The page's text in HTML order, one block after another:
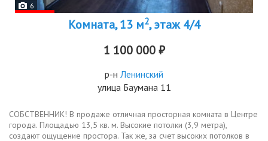
6
Комната, 13 м2, этаж 4/4
1 100 000 ₽
р-н Ленинский
улица Баумана 11
СОБСТВЕННИК! В продаже отличная просторная комната в Центре
города. Площадью 13,5 кв. м. Высокие потолки (3,9 метра),
создают ощущение простора. Так же, за счет высоких потолков в